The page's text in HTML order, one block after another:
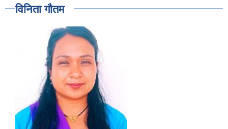
विनिता गाैतम